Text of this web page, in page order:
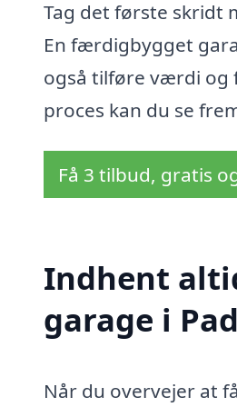
Tag det første skridt
En færdigbygget
også tilføre værdi og
proces kan du se
Få 3 tilbud, gratis
Indhent
garage i
Når du overvejer at